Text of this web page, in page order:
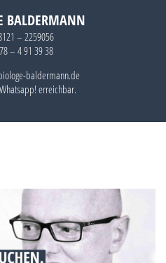
BALDERMANN
– 2259056
– 4 91 39 38
baldermann.de
Whatsapp!erreichbar.